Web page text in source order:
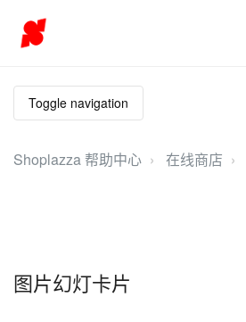
Toggle navigation
Shoplazza 帮助中心 在线商店
图片幻灯卡片